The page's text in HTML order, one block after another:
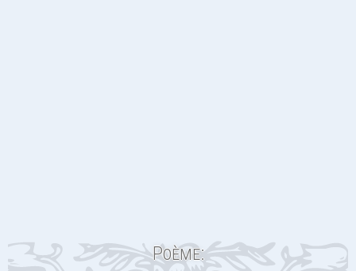
Poème: